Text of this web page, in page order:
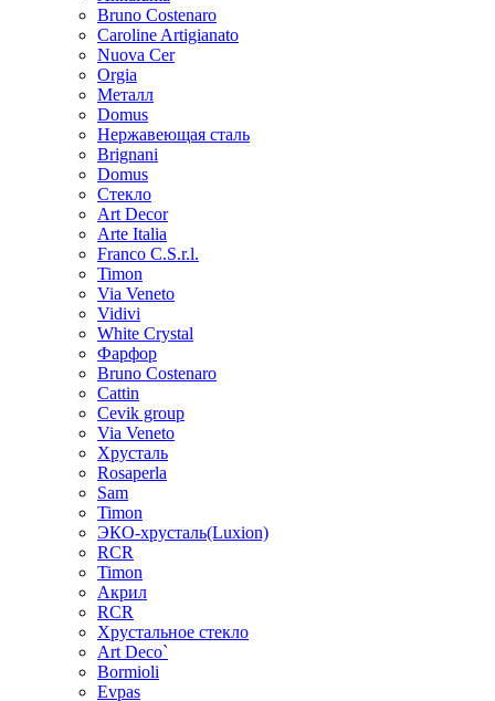
Bruno Costenaro
Caroline Artigianato
Nuova Cer
Orgia
Металл
Domus
Нержавеющая сталь
Brignani
Domus
Стекло
Art Decor
Arte Italia
Franco C.S.r.l.
Timon
Via Veneto
Vidivi
White Crystal
Фарфор
Bruno Costenaro
Cattin
Cevik group
Via Veneto
Хрусталь
Rosaperla
Sam
Timon
ЭКО-хрусталь(Luxion)
RCR
Timon
Акрил
RCR
Хрустальное стекло
Art Deco`
Bormioli
Evpas